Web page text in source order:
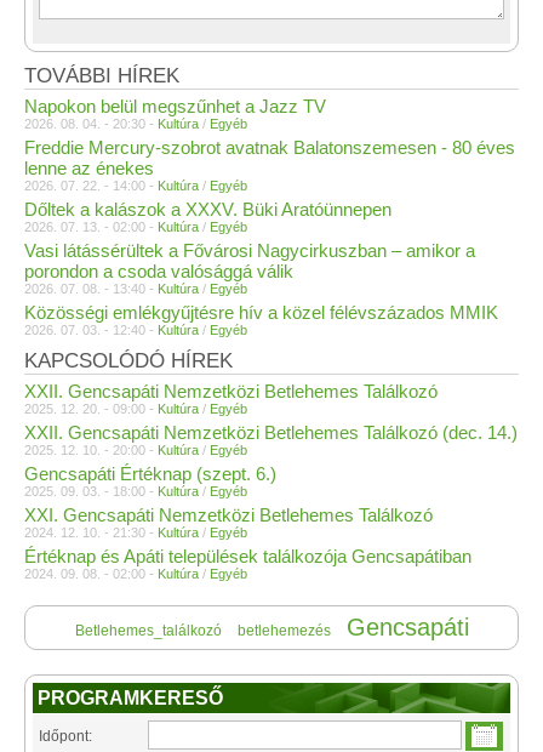
TOVÁBBI HÍREK
Napokon belül megszűnhet a Jazz TV
2026. 08. 04. - 20:30 - Kultúra / Egyéb
Freddie Mercury-szobrot avatnak Balatonszemesen - 80 éves
lenne az énekes
2026. 07. 22. - 14:00 - Kultúra / Egyéb
Dőltek a kalászok a XXXV. Büki Aratóünnepen
2026. 07. 13. - 02:00 - Kultúra / Egyéb
Vasi látássérültek a Fővárosi Nagycirkuszban – amikor a
porondon a csoda valósággá válik
2026. 07. 08. - 13:40 - Kultúra / Egyéb
Közösségi emlékgyűjtésre hív a közel félévszázados MMIK
2026. 07. 03. - 12:40 - Kultúra / Egyéb
KAPCSOLÓDÓ HÍREK
XXII. Gencsapáti Nemzetközi Betlehemes Találkozó
2025. 12. 20. - 09:00 - Kultúra / Egyéb
XXII. Gencsapáti Nemzetközi Betlehemes Találkozó (dec. 14.)
2025. 12. 10. - 20:00 - Kultúra / Egyéb
Gencsapáti Értéknap (szept. 6.)
2025. 09. 03. - 18:00 - Kultúra / Egyéb
XXI. Gencsapáti Nemzetközi Betlehemes Találkozó
2024. 12. 10. - 21:30 - Kultúra / Egyéb
Értéknap és Apáti települések találkozója Gencsapátiban
2024. 09. 08. - 02:00 - Kultúra / Egyéb
Betlehemes_találkozó betlehemezés Gencsapáti
PROGRAMKERESŐ
Időpont: